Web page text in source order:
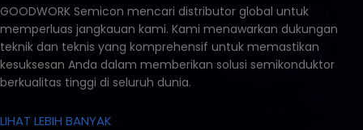
GOODWORK Semicon mencari distributor global untuk
memperluas jangkauan kami. Kami menawarkan dukungan
teknik dan teknis yang komprehensif untuk memastikan
kesuksesan Anda dalam memberikan solusi semikonduktor
berkualitas tinggi di seluruh dunia.
LIHAT LEBIH BANYAK